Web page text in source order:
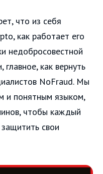
что из себя
как работает его
недобросовестной
как вернуть
NoFraud. Мы
и понятным языком,
чтобы каждый
свои